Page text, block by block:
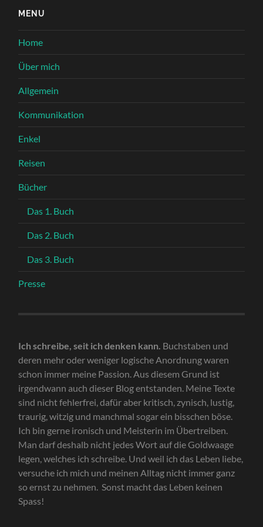
MENU
Home
Über mich
Allgemein
Kommunikation
Enkel
Reisen
Bücher
Das 1. Buch
Das 2. Buch
Das 3. Buch
Presse
Ich schreibe, seit ich denken kann. Buchstaben und
deren mehr oder weniger logische Anordnung waren
schon immer meine Passion. Aus diesem Grund ist
irgendwann auch dieser Blog entstanden. Meine Texte
sind nicht fehlerfrei, dafür aber kritisch, zynisch, lustig,
traurig, witzig und manchmal sogar ein bisschen böse.
Ich bin gerne ironisch und Meisterin im Übertreiben.
Man darf deshalb nicht jedes Wort auf die Goldwaage
legen, welches ich schreibe. Und weil ich das Leben liebe,
versuche ich mich und meinen Alltag nicht immer ganz
so ernst zu nehmen. Sonst macht das Leben keinen
Spass!